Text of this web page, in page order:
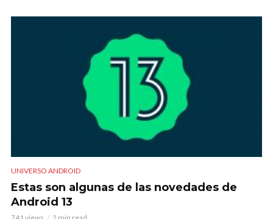
UNIVERSO ANDROID
Estas son algunas de las novedades de
Android 13